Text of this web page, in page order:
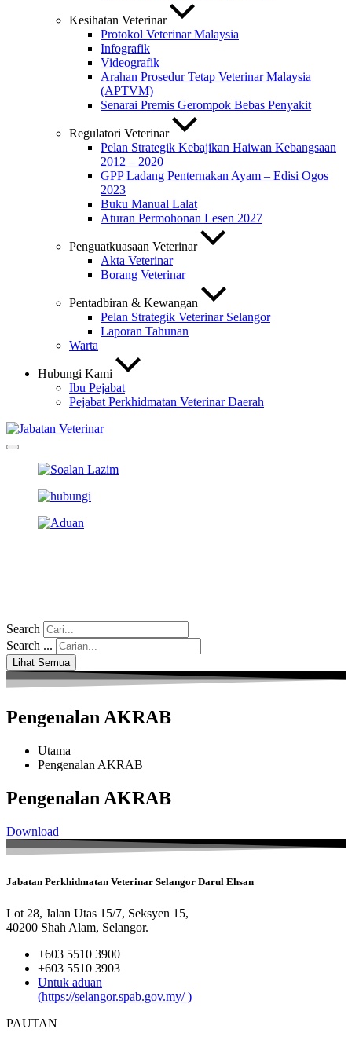
Kesihatan Veterinar
Protokol Veterinar Malaysia
Infografik
Videografik
Arahan Prosedur Tetap Veterinar Malaysia
(APTVM)
Senarai Premis Gerompok Bebas Penyakit
Regulatori Veterinar
Pelan Strategik Kebajikan Haiwan Kebangsaan
2012 – 2020
GPP Ladang Penternakan Ayam – Edisi Ogos
2023
Buku Manual Lalat
Aturan Permohonan Lesen 2027
Penguatkuasaan Veterinar
Akta Veterinar
Borang Veterinar
Pentadbiran & Kewangan
Pelan Strategik Veterinar Selangor
Laporan Tahunan
Warta
Hubungi Kami
Ibu Pejabat
Pejabat Perkhidmatan Veterinar Daerah
Search
Search ...
Lihat Semua
Pengenalan AKRAB
Utama
Pengenalan AKRAB
Pengenalan AKRAB
Download
Jabatan Perkhidmatan Veterinar Selangor Darul Ehsan
Lot 28, Jalan Utas 15/7, Seksyen 15,
40200 Shah Alam, Selangor.
+603 5510 3900
+603 5510 3903
Untuk aduan
(https://selangor.spab.gov.my/ )
PAUTAN